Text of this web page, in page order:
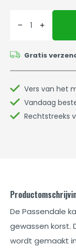
Gratis
Vers van het
Vandaag
Rechtstreeks
De Passendale
gewassen korst.
wordt gemaakt